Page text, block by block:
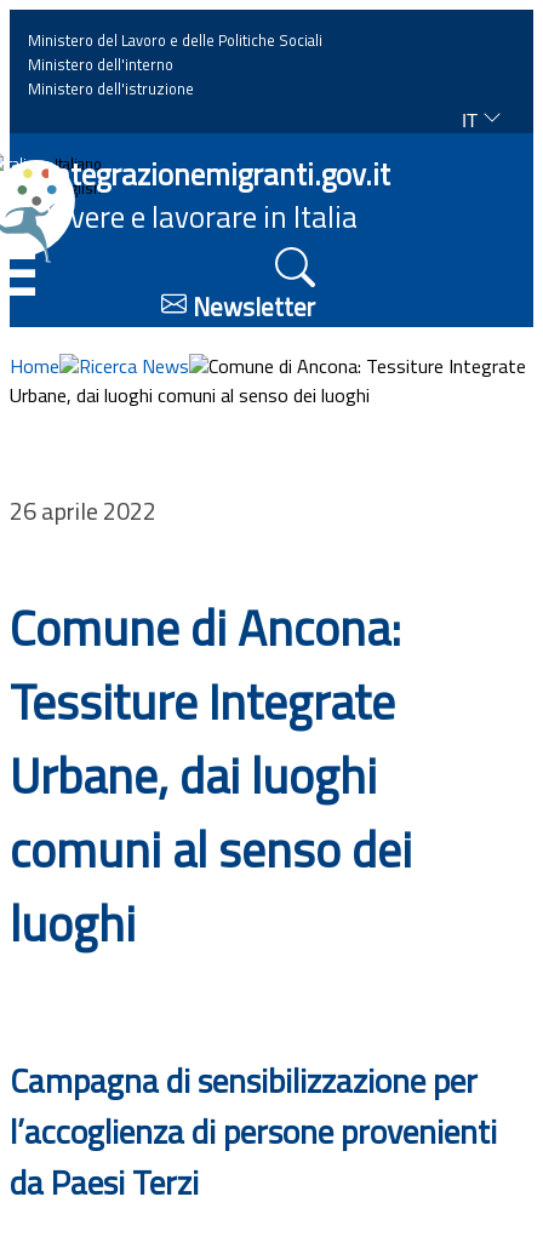
Home
News
Approfondimenti
Eventi
Progetti
Bandi
Guide
Ministero del Lavoro e delle Politiche Sociali
Ministero dell'interno
Ministero dell'istruzione
IT
Italiano
English
Integrazionemigranti.gov.it
Vivere e lavorare in Italia
Newsletter
Home Ricerca News
Comune di Ancona: Tessiture Integrate
Urbane, dai luoghi comuni al senso dei luoghi
26 aprile 2022
Comune di Ancona:
Tessiture Integrate
Urbane, dai luoghi
comuni al senso dei
luoghi
Campagna di sensibilizzazione per
l’accoglienza di persone provenienti
da Paesi Terzi